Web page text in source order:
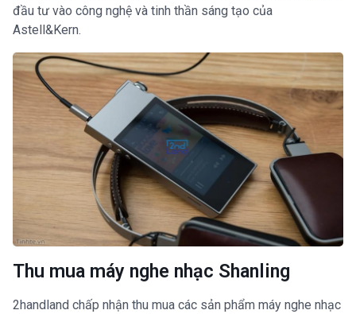
đầu tư vào công nghệ và tinh thần sáng tạo của
Astell&Kern.
Thu mua máy nghe nhạc Shanling
2handland chấp nhận thu mua các sản phẩm máy nghe nhạc